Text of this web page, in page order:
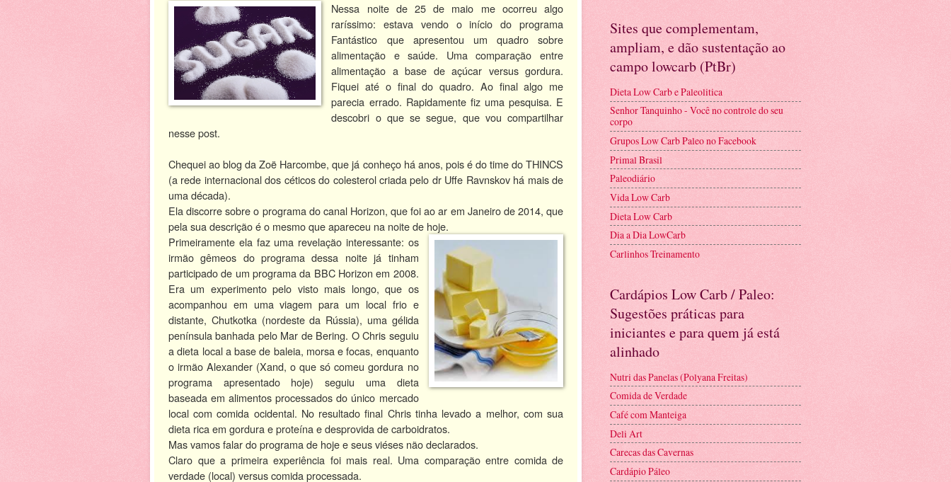
Nessa noite de 25 de maio me ocorreu algo
raríssimo: estava vendo o início do programa
Fantástico que apresentou um quadro sobre
alimentação e saúde. Uma comparação entre
alimentação a base de açúcar versus gordura.
Fiquei até o final do quadro. Ao final algo me
parecia errado. Rapidamente fiz uma pesquisa. E
descobri o que se segue, que vou compartilhar
nesse post.
Chequei ao blog da Zoë Harcombe, que já conheço há anos, pois é do time do THINCS
(a rede internacional dos céticos do colesterol criada pelo dr Uffe Ravnskov há mais de
uma década).
Ela discorre sobre o programa do canal Horizon, que foi ao ar em Janeiro de 2014, que
pela sua descrição é o mesmo que apareceu na noite de hoje.
Primeiramente ela faz uma revelação interessante: os
irmão gêmeos do programa dessa noite já tinham
participado de um programa da BBC Horizon em 2008.
Era um experimento pelo visto mais longo, que os
acompanhou em uma viagem para um local frio e
distante, Chutkotka (nordeste da Rússia), uma gélida
península banhada pelo Mar de Bering. O Chris seguiu
a dieta local a base de baleia, morsa e focas, enquanto
o irmão Alexander (Xand, o que só comeu gordura no
programa apresentado hoje) seguiu uma dieta
baseada em alimentos processados do único mercado
local com comida ocidental. No resultado final Chris tinha levado a melhor, com sua
dieta rica em gordura e proteína e desprovida de carboidratos.
Mas vamos falar do programa de hoje e seus viéses não declarados.
Claro que a primeira experiência foi mais real. Uma comparação entre comida de
verdade (local) versus comida processada.
Sites que complementam,
ampliam, e dão sustentação ao
campo lowcarb (PtBr)
Dieta Low Carb e Paleolitica
Senhor Tanquinho - Você no controle do seu
corpo
Grupos Low Carb Paleo no Facebook
Primal Brasil
Paleodiário
Vida Low Carb
Dieta Low Carb
Dia a Dia LowCarb
Carlinhos Treinamento
Cardápios Low Carb / Paleo:
Sugestões práticas para
iniciantes e para quem já está
alinhado
Nutri das Panelas (Polyana Freitas)
Comida de Verdade
Café com Manteiga
Deli Art
Carecas das Cavernas
Cardápio Páleo